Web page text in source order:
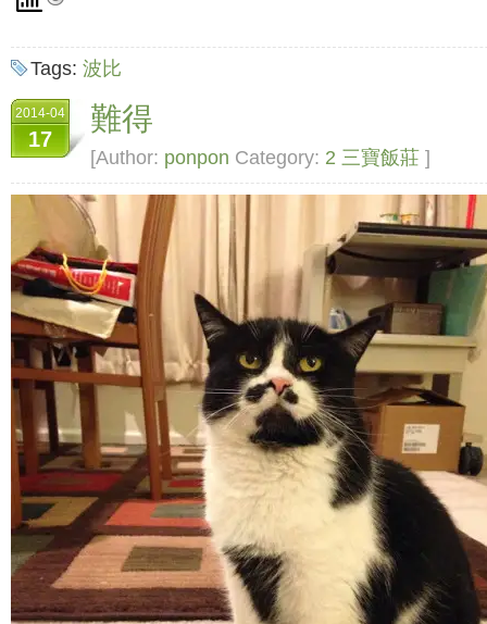
Tags: 波比
2014-04
17
難得
[Author: ponpon Category: 2 三寶飯莊 ]